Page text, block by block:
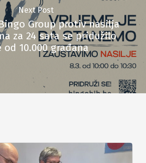
Next Post
Group protiv nasilja
za 24 sata se pridužilo
od 10.000 građana